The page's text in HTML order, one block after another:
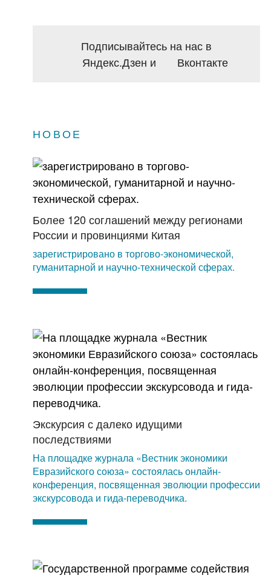
Подписывайтесь на нас в
Яндекс.Дзен и Вконтакте
НОВОЕ
Более 120 соглашений между регионами
России и провинциями Китая
зарегистрировано в торгово-экономической,
гуманитарной и научно-технической сферах.
Экскурсия с далеко идущими
последствиями
На площадке журнала «Вестник экономики
Евразийского союза» состоялась онлайн-
конференция, посвященная эволюции профессии
экскурсовода и гида-переводчика.